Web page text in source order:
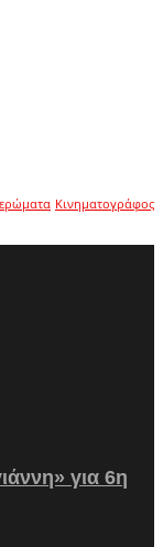
Κινηματογράφος
για 6η